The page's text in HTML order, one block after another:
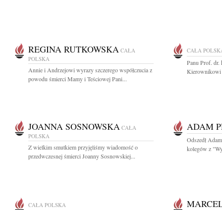
REGINA RUTKOWSKA CAŁA
POLSKA
Annie i Andrzejowi wyrazy szczerego współczucia z
powodu śmierci Mamy i Teściowej Pani...
CAŁA
Panu Prof. dr.
JOANNA SOSNOWSKA CAŁA
POLSKA
Z wielkim smutkiem przyjęliśmy wiadomość o
przedwczesnej śmierci Joanny Sosnowskiej...
ADAM
Odszedł
kolegów z
CAŁA POLSKA